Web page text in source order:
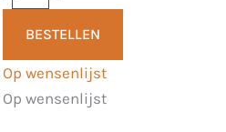
33cl
Brouwerij
Het
Paleisje
BESTELLEN
Op wensenlijst
Op wensenlijst